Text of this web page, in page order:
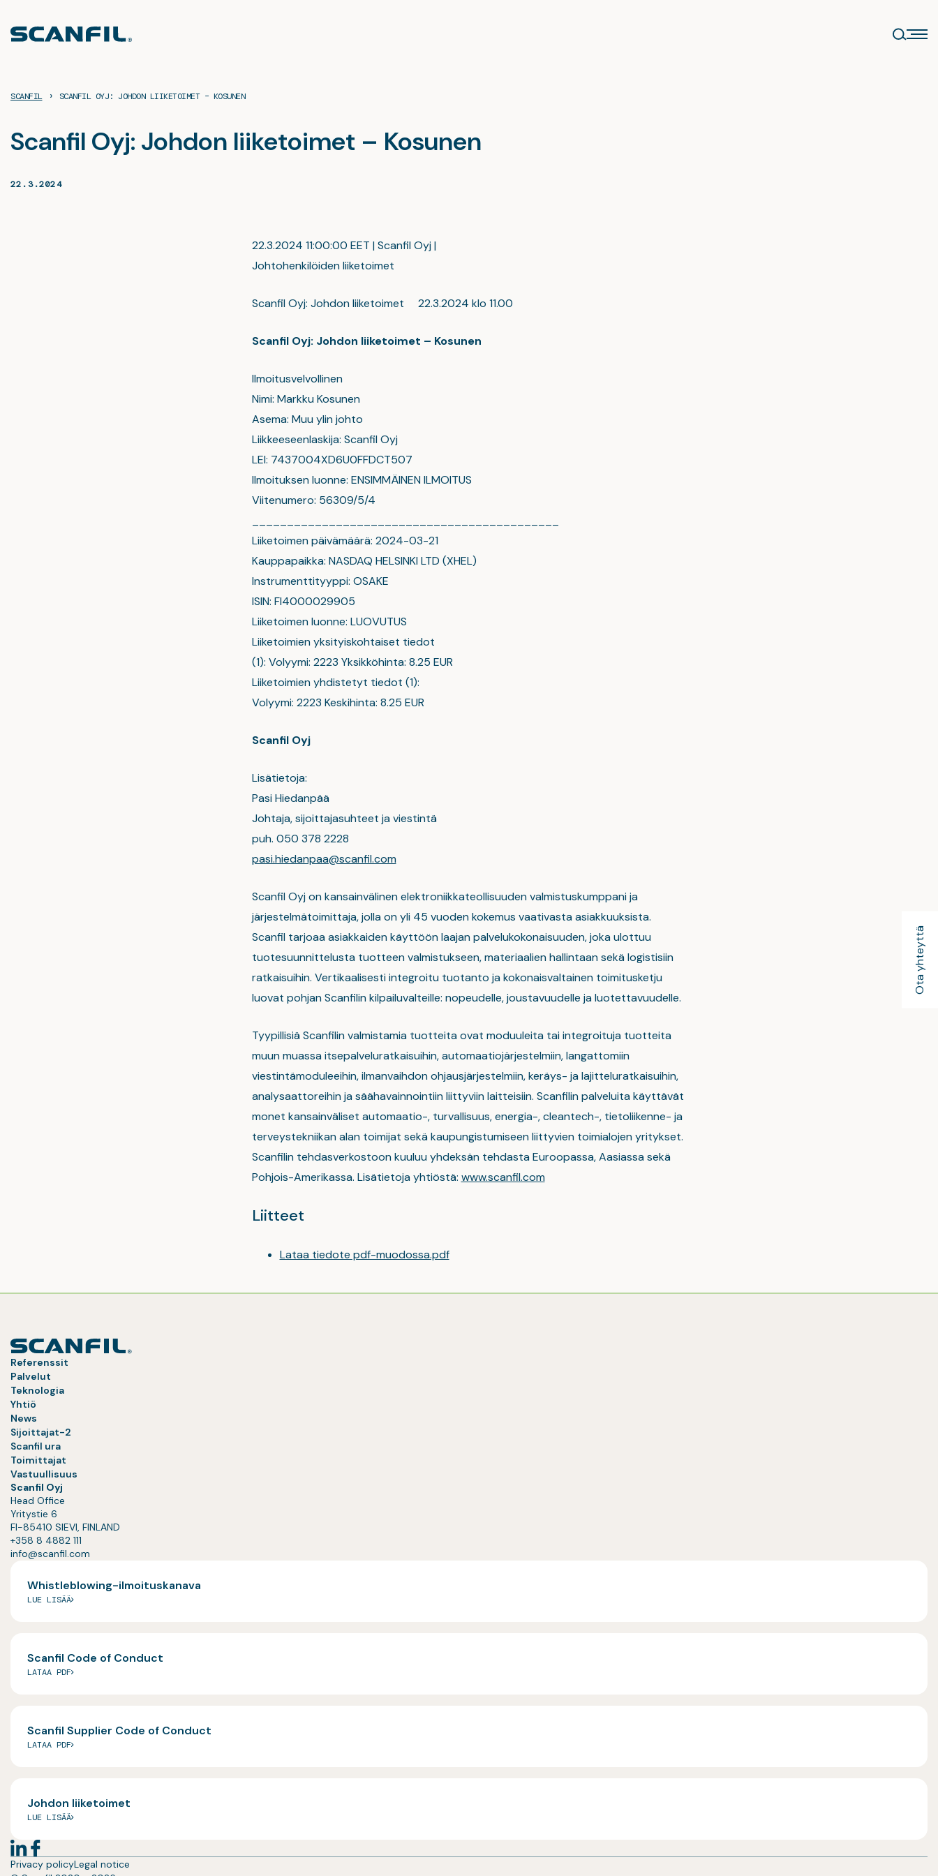
Ota yhteyttä
sisältöön
SCANFIL › SCANFIL OYJ: JOHDON LIIKETOIMET – KOSUNEN
Scanfil Oyj: Johdon liiketoimet – Kosunen
22.3.2024
22.3.2024 11:00:00 EET | Scanfil Oyj |
Johtohenkilöiden liiketoimet
Scanfil Oyj: Johdon liiketoimet 22.3.2024 klo 11.00
Scanfil Oyj: Johdon liiketoimet – Kosunen
Ilmoitusvelvollinen
Nimi: Markku Kosunen
Asema: Muu ylin johto
Liikkeeseenlaskija: Scanfil Oyj
LEI: 7437004XD6U0FFDCT507
Ilmoituksen luonne: ENSIMMÄINEN ILMOITUS
Viitenumero: 56309/5/4
Liiketoimen päivämäärä: 2024-03-21
Kauppapaikka: NASDAQ HELSINKI LTD (XHEL)
Instrumenttityyppi: OSAKE
ISIN: FI4000029905
Liiketoimen luonne: LUOVUTUS
Liiketoimien yksityiskohtaiset tiedot
(1): Volyymi: 2223 Yksikköhinta: 8.25 EUR
Liiketoimien yhdistetyt tiedot (1):
Volyymi: 2223 Keskihinta: 8.25 EUR
Scanfil Oyj
Lisätietoja:
Pasi Hiedanpää
Johtaja, sijoittajasuhteet ja viestintä
puh. 050 378 2228
pasi.hiedanpaa@scanfil.com
Scanfil Oyj on kansainvälinen elektroniikkateollisuuden valmistuskumppani ja
järjestelmätoimittaja, jolla on yli 45 vuoden kokemus vaativasta asiakkuuksista.
Scanfil tarjoaa asiakkaiden käyttöön laajan palvelukokonaisuuden, joka ulottuu
tuotesuunnittelusta tuotteen valmistukseen, materiaalien hallintaan sekä logistisiin
ratkaisuihin. Vertikaalisesti integroitu tuotanto ja kokonaisvaltainen toimitusketju
luovat pohjan Scanfilin kilpailuvalteille: nopeudelle, joustavuudelle ja luotettavuudelle.
Tyypillisiä Scanfilin valmistamia tuotteita ovat moduuleita tai integroituja tuotteita
muun muassa itsepalveluratkaisuihin, automaatiojärjestelmiin, langattomiin
viestintämoduleeihin, ilmanvaihdon ohjausjärjestelmiin, keräys- ja lajitteluratkaisuihin,
analysaattoreihin ja säähavainnointiin liittyviin laitteisiin. Scanfilin palveluita käyttävät
monet kansainväliset automaatio-, turvallisuus, energia-, cleantech-, tietoliikenne- ja
terveystekniikan alan toimijat sekä kaupungistumiseen liittyvien toimialojen yritykset.
Scanfilin tehdasverkostoon kuuluu yhdeksän tehdasta Euroopassa, Aasiassa sekä
Pohjois-Amerikassa. Lisätietoja yhtiöstä: www.scanfil.com
Liitteet
Lataa tiedote pdf-muodossa.pdf
Referenssit
Palvelut
Teknologia
Yhtiö
News
Sijoittajat-2
Scanfil ura
Toimittajat
Vastuullisuus
Scanfil Oyj
Head Office
Yritystie 6
FI-85410 SIEVI, FINLAND
+358 8 4882 111
info@scanfil.com
Whistleblowing-ilmoituskanava
LUE LISÄÄ
Scanfil Code of Conduct
LATAA PDF
Scanfil Supplier Code of Conduct
LATAA PDF
Johdon liiketoimet
LUE LISÄÄ
Privacy policyLegal notice